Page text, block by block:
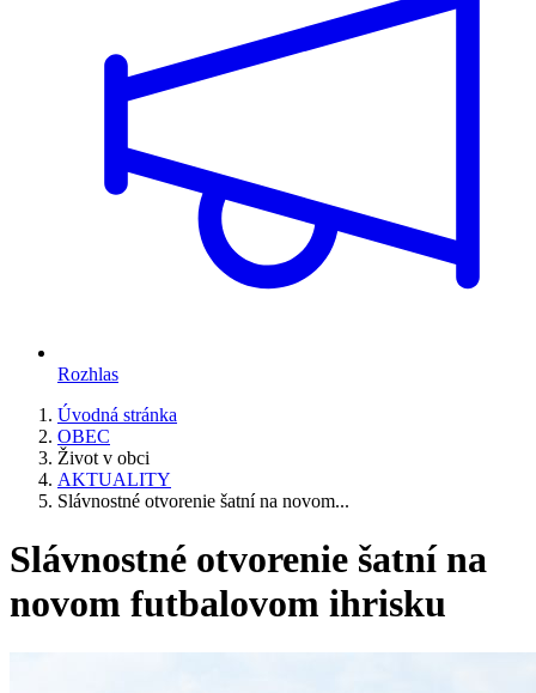
Rozhlas
Úvodná stránka
OBEC
Život v obci
AKTUALITY
Slávnostné otvorenie šatní na novom...
Slávnostné otvorenie šatní na
novom futbalovom ihrisku